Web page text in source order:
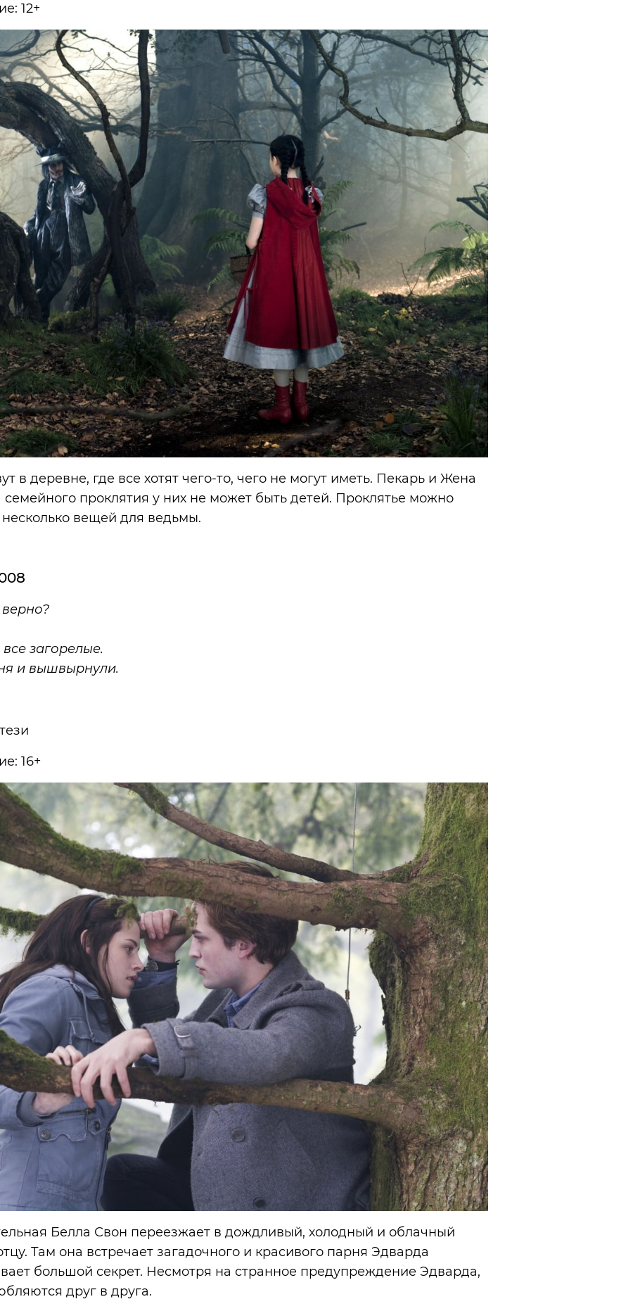
12+
в деревне, где все хотят чего-то, чего не могут иметь. Пекарь и Жена
семейного проклятия у них не может быть детей. Проклятье можно
несколько вещей для ведьмы.
загорелые.
и вышвырнули.
16+
Белла Свон переезжает в дождливый, холодный и облачный
Там она встречает загадочного и красивого парня Эдварда
большой секрет. Несмотря на странное предупреждение Эдварда,
друг в друга.